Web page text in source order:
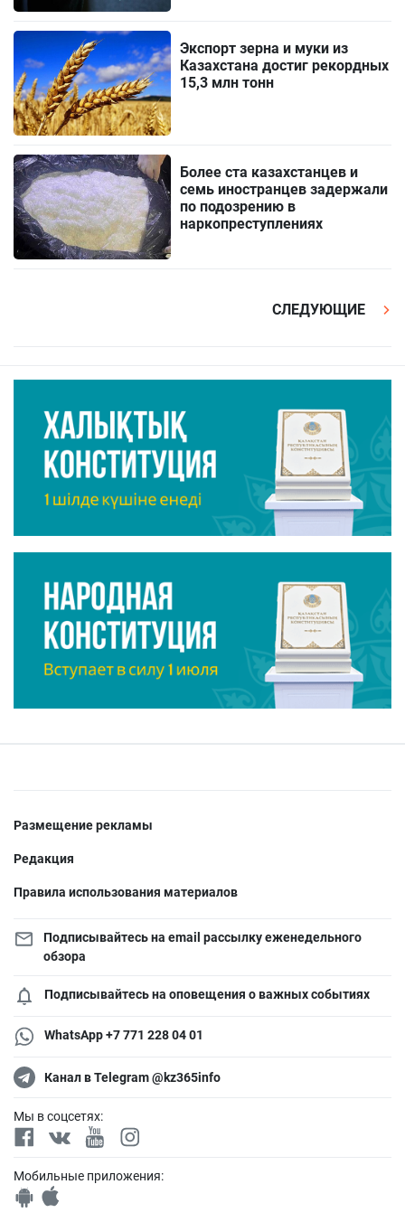
Экспорт зерна и муки из
Казахстана достиг рекордных
15,3 млн тонн
Более ста казахстанцев и
семь иностранцев задержали
по подозрению в
наркопреступлениях
СЛЕДУЮЩИЕ
Размещение рекламы
Редакция
Правила использования материалов
Подписывайтесь на email рассылку еженедельного
обзора
Подписывайтесь на оповещения о важных событиях
WhatsApp +7 771 228 04 01
Канал в Telegram @kz365info
Мы в соцсетях:
Мобильные приложения: